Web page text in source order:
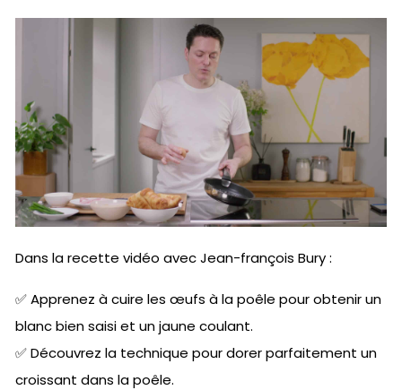
Dans la recette vidéo avec Jean-françois Bury :
✅ Apprenez à cuire les œufs à la poêle pour obtenir un
blanc bien saisi et un jaune coulant.
✅ Découvrez la technique pour dorer parfaitement un
croissant dans la poêle.